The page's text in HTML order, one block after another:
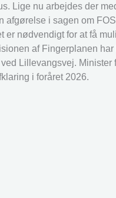
Lige nu arbejdes der
afgørelse i sagen om
er nødvendigt for at få
af Fingerplanen
Lillevangsvej.
i foråret 2026.